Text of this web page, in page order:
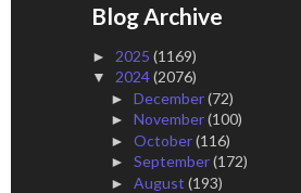
Blog Archive
► 2025 (1169)
▼ 2024(2076)
► December(72)
► November(100)
► October(116)
► September(172)
► August (193)